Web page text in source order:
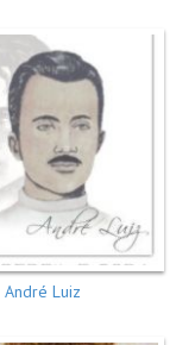
André Luiz